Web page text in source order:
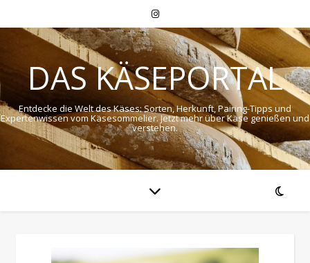
DAS KÄSEPORTAL
Entdecke die Welt des Käses: Sorten, Herkunft, Pairing-Tipps und
Expertenwissen vom Käsesommelier. Jetzt mehr über Käse genießen und
verstehen.